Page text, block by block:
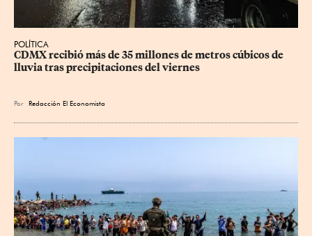
POLÍTICA
CDMX recibió más de 35 millones de metros cúbicos de
lluvia tras precipitaciones del viernes
Por Redacción El Economista